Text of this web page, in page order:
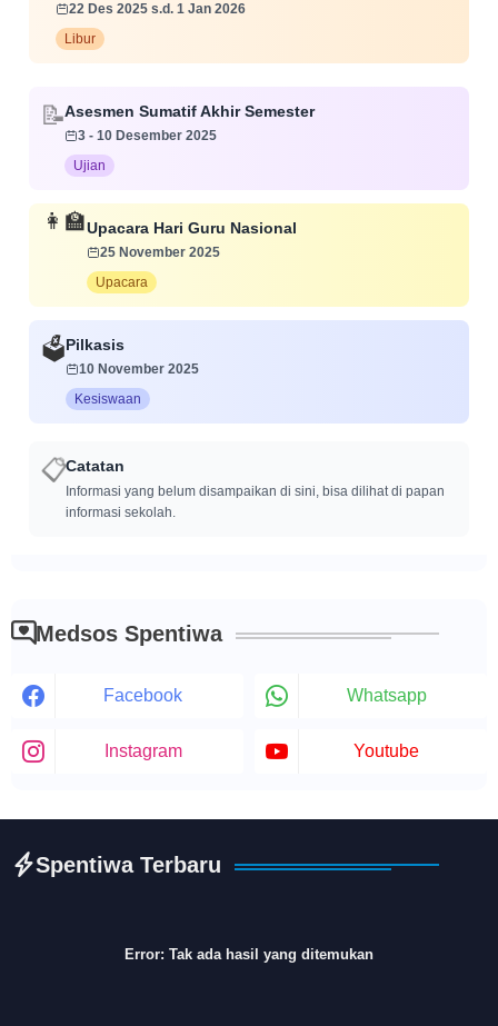
22 Des 2025 s.d. 1 Jan 2026
Libur
📝Asesmen Sumatif Akhir Semester
3 - 10 Desember 2025
Ujian
👩‍🏫Upacara Hari Guru Nasional
25 November 2025
Upacara
🗳️ Pilkasis
10 November 2025
Kesiswaan
📋Catatan
Informasi yang belum disampaikan di sini, bisa dilihat di papan
informasi sekolah.
Medsos Spentiwa
Facebook Whatsapp
Instagram Youtube
Spentiwa Terbaru
Error: Tak ada hasil yang ditemukan